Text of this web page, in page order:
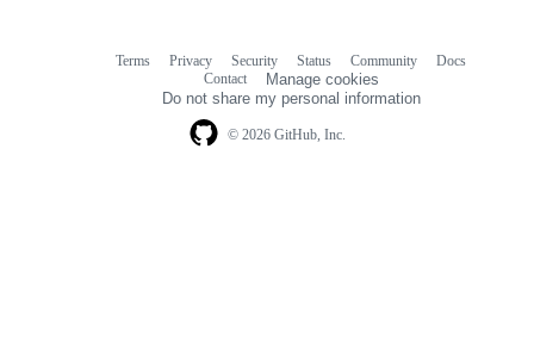
© 2026 GitHub, Inc.
Terms Privacy Security Status Community
Docs
Contact
Manage cookies
Do not share my personal information